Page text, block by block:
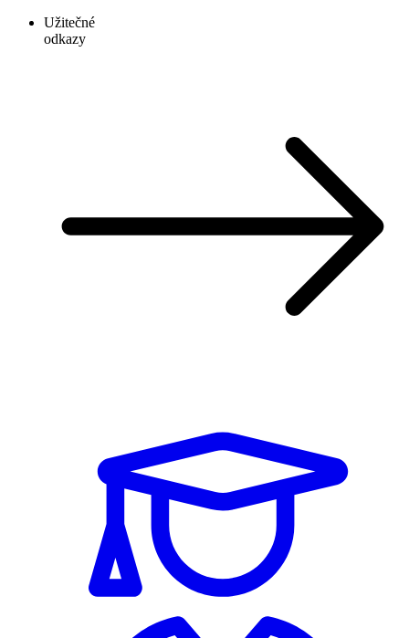
Užitečné
odkazy